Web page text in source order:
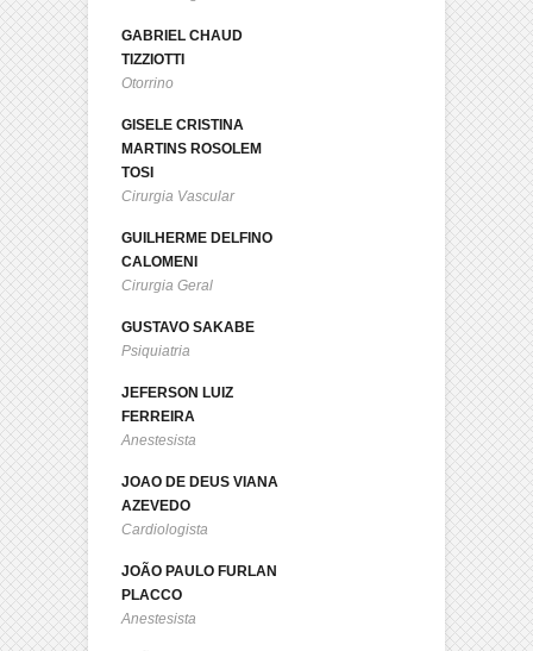
GABRIEL CHAUD
TIZZIOTTI
Otorrino
GISELE CRISTINA
MARTINS ROSOLEM
TOSI
Cirurgia Vascular
GUILHERME DELFINO
CALOMENI
Cirurgia Geral
GUSTAVO SAKABE
Psiquiatria
JEFERSON LUIZ
FERREIRA
Anestesista
JOAO DE DEUS VIANA
AZEVEDO
Cardiologista
JOÃO PAULO FURLAN
PLACCO
Anestesista